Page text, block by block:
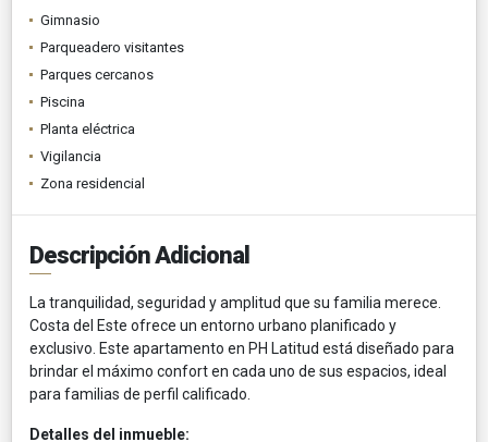
Gimnasio
Parqueadero visitantes
Parques cercanos
Piscina
Planta eléctrica
Vigilancia
Zona residencial
Descripción Adicional
La tranquilidad, seguridad y amplitud que su familia merece.
Costa del Este ofrece un entorno urbano planificado y
exclusivo. Este apartamento en PH Latitud está diseñado para
brindar el máximo confort en cada uno de sus espacios, ideal
para familias de perfil calificado.
Detalles del inmueble: